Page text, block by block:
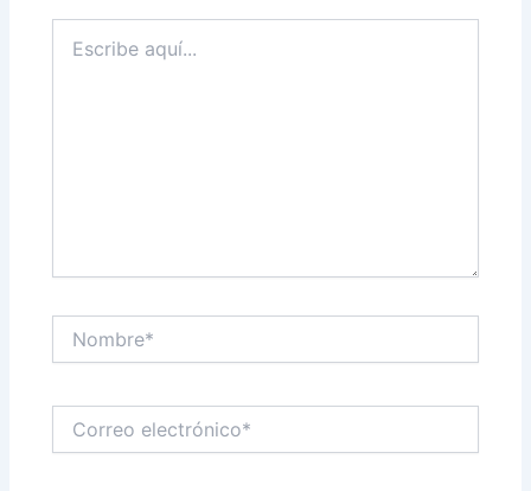
aquí...
electrónico*